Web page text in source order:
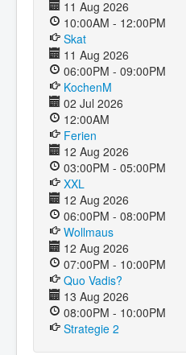
11 Aug 2026
10:00AM - 12:00PM
Skat
11 Aug 2026
06:00PM - 09:00PM
KochenM
02 Jul 2026
12:00AM
Ferien
12 Aug 2026
03:00PM - 05:00PM
XXL
12 Aug 2026
06:00PM - 08:00PM
Wollmaus
12 Aug 2026
07:00PM - 10:00PM
Quo Vadis?
13 Aug 2026
08:00PM - 10:00PM
Strategie 2